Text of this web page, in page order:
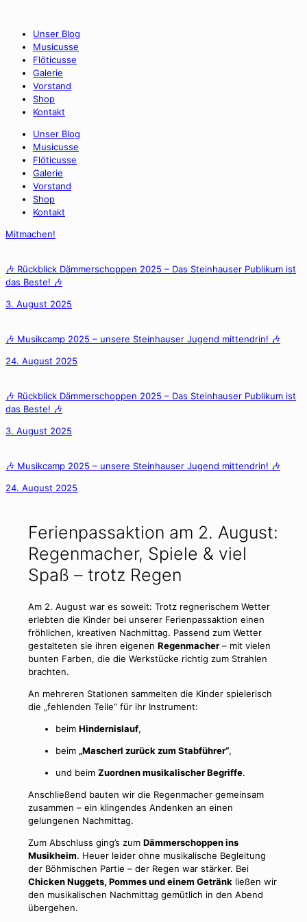
Unser Blog
Musicusse
Flöticusse
Galerie
Vorstand
Shop
Kontakt
Unser Blog
Musicusse
Flöticusse
Galerie
Vorstand
Shop
Kontakt
Mitmachen!
🎶 Rückblick Dämmerschoppen 2025 – Das Steinhauser Publikum ist
das Beste! 🎶
3. August 2025
🎶 Musikcamp 2025 – unsere Steinhauser Jugend mittendrin! 🎶
24. August 2025
🎶 Rückblick Dämmerschoppen 2025 – Das Steinhauser Publikum ist
das Beste! 🎶
3. August 2025
🎶 Musikcamp 2025 – unsere Steinhauser Jugend mittendrin! 🎶
24. August 2025
Ferienpassaktion am 2. August:
Regenmacher, Spiele & viel
Spaß – trotz Regen
Am 2. August war es soweit: Trotz regnerischem Wetter
erlebten die Kinder bei unserer Ferienpassaktion einen
fröhlichen, kreativen Nachmittag. Passend zum Wetter
gestalteten sie ihren eigenen Regenmacher – mit vielen
bunten Farben, die die Werkstücke richtig zum Strahlen
brachten.
An mehreren Stationen sammelten die Kinder spielerisch
die „fehlenden Teile“ für ihr Instrument:
beim Hindernislauf,
beim „Mascherl zurück zum Stabführer“,
und beim Zuordnen musikalischer Begriffe.
Anschließend bauten wir die Regenmacher gemeinsam
zusammen – ein klingendes Andenken an einen
gelungenen Nachmittag.
Zum Abschluss ging’s zum Dämmerschoppen ins
Musikheim. Heuer leider ohne musikalische Begleitung
der Böhmischen Partie – der Regen war stärker. Bei
Chicken Nuggets, Pommes und einem Getränk ließen wir
den musikalischen Nachmittag gemütlich in den Abend
übergehen.